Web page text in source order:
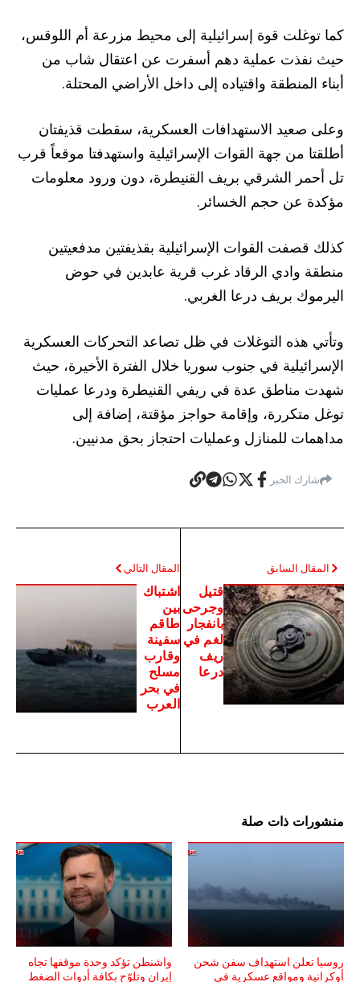
كما توغلت قوة إسرائيلية إلى محيط مزرعة أم اللوقس،
حيث نفذت عملية دهم أسفرت عن اعتقال شاب من
أبناء المنطقة واقتياده إلى داخل الأراضي المحتلة.
وعلى صعيد الاستهدافات العسكرية، سقطت قذيفتان
أطلقتا من جهة القوات الإسرائيلية واستهدفتا موقعاً قرب
تل أحمر الشرقي بريف القنيطرة، دون ورود معلومات
مؤكدة عن حجم الخسائر.
كذلك قصفت القوات الإسرائيلية بقذيفتين مدفعيتين
منطقة وادي الرقاد غرب قرية عابدين في حوض
اليرموك بريف درعا الغربي.
وتأتي هذه التوغلات في ظل تصاعد التحركات العسكرية
الإسرائيلية في جنوب سوريا خلال الفترة الأخيرة، حيث
شهدت مناطق عدة في ريفي القنيطرة ودرعا عمليات
توغل متكررة، وإقامة حواجز مؤقتة، إضافة إلى
مداهمات للمنازل وعمليات احتجاز بحق مدنيين.
شارك الخبر
المقال السابق
قتيل
وجرحى
بانفجار
لغم في
ريف
درعا
المقال التالي
اشتباك
بين
طاقم
سفينة
وقارب
مسلح
في بحر
العرب
منشورات ذات صلة
روسيا تعلن استهداف سفن شحن
أوكرانية ومواقع عسكرية في
واشنطن تؤكد وحدة موقفها تجاه
إيران وتلوّح بكافة أدوات الضغط